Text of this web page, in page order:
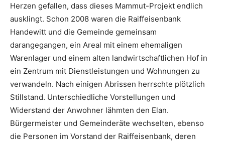
Herzen gefallen, dass dieses Mammut-Projekt endlich
ausklingt. Schon 2008 waren die Raiffeisenbank
Handewitt und die Gemeinde gemeinsam
darangegangen, ein Areal mit einem ehemaligen
Warenlager und einem alten landwirtschaftlichen Hof in
ein Zentrum mit Dienstleistungen und Wohnungen zu
verwandeln. Nach einigen Abrissen herrschte plötzlich
Stillstand. Unterschiedliche Vorstellungen und
Widerstand der Anwohner lähmten den Elan.
Bürgermeister und Gemeinderäte wechselten, ebenso
die Personen im Vorstand der Raiffeisenbank, deren